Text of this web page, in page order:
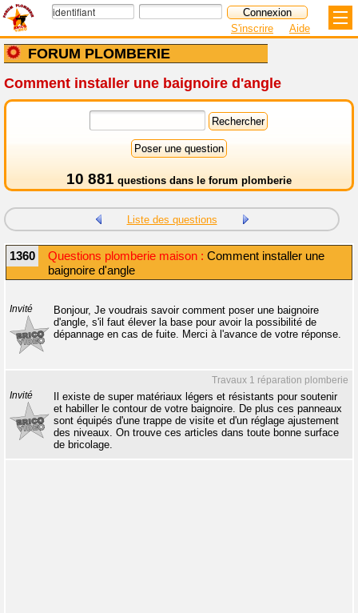
FORUM PLOMBERIE
S'inscrire Aide
Comment installer une baignoire d'angle
10 881 questions dans le forum plomberie
Liste des questions
1360 Questions plomberie maison : Comment installer une
baignoire d'angle
Invité
Bonjour, Je voudrais savoir comment poser une baignoire
d'angle, s'il faut élever la base pour avoir la possibilité de
dépannage en cas de fuite. Merci à l'avance de votre réponse.
Travaux 1 réparation plomberie
Invité
Il existe de super matériaux légers et résistants pour soutenir
et habiller le contour de votre baignoire. De plus ces panneaux
sont équipés d'une trappe de visite et d'un réglage ajustement
des niveaux. On trouve ces articles dans toute bonne surface
de bricolage.